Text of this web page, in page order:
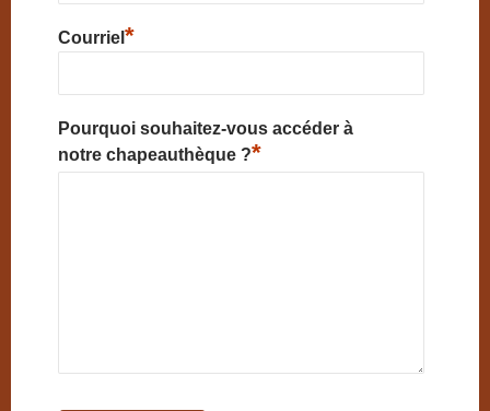
Courriel *
Pourquoi souhaitez-vous accéder à
notre chapeauthèque ?*